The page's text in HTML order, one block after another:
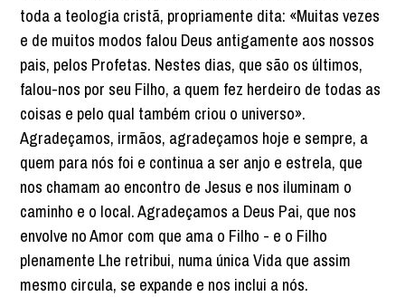
toda a teologia cristã, propriamente dita: «Muitas vezes
e de muitos modos falou Deus antigamente aos nossos
pais, pelos Profetas. Nestes dias, que são os últimos,
falou-nos por seu Filho, a quem fez herdeiro de todas as
coisas e pelo qual também criou o universo».
Agradeçamos, irmãos, agradeçamos hoje e sempre, a
quem para nós foi e continua a ser anjo e estrela, que
nos chamam ao encontro de Jesus e nos iluminam o
caminho e o local. Agradeçamos a Deus Pai, que nos
envolve no Amor com que ama o Filho - e o Filho
plenamente Lhe retribui, numa única Vida que assim
mesmo circula, se expande e nos inclui a nós.